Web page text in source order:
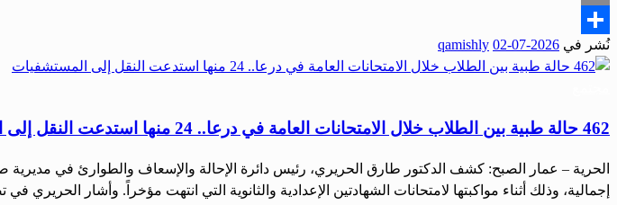
Email
Share
نُشر في 2026-07-02
qamishly
462 حالة طبية بين الطلاب خلال الامتحانات العامة في درعا.. 24 منها استدعت النقل إلى المستشفيات
إجمالية، وذلك أثناء مواكبتها لامتحانات الشهادتين الإعدادية والثانوية التي انتهت مؤخراً. وأشار الحريري في تصريح صحفي